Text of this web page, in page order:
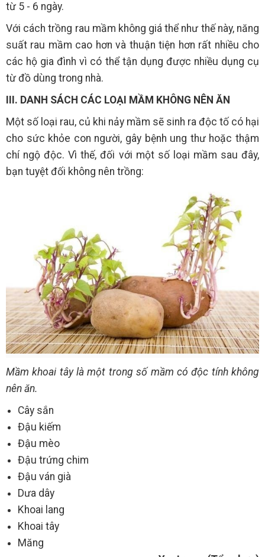
từ 5 - 6 ngày.
Với cách trồng rau mầm không giá thể như thế này, năng
suất rau mầm cao hơn và thuận tiện hơn rất nhiều cho
các hộ gia đình vì có thể tận dụng được nhiều dụng cụ
từ đồ dùng trong nhà.
III. DANH SÁCH CÁC LOẠI MẦM KHÔNG NÊN ĂN
Một số loại rau, củ khi nảy mầm sẽ sinh ra độc tố có hại
cho sức khỏe con người, gây bệnh ung thư hoặc thậm
chí ngộ độc. Vì thế, đối với một số loại mầm sau đây,
bạn tuyệt đối không nên trồng:
Mầm khoai tây là một trong số mầm có độc tính không
nên ăn.
Cây sắn
Đậu kiếm
Đậu mèo
Đậu trứng chim
Đậu ván già
Dưa dây
Khoai lang
Khoai tây
Măng